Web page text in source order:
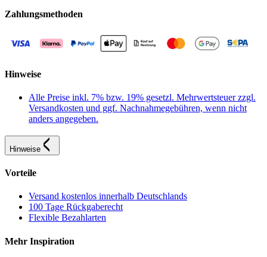
Zahlungsmethoden
Hinweise
Alle Preise inkl. 7% bzw. 19% gesetzl. Mehrwertsteuer zzgl.
Versandkosten und ggf. Nachnahmegebühren, wenn nicht
anders angegeben.
Hinweise
Vorteile
Versand kostenlos innerhalb Deutschlands
100 Tage Rückgaberecht
Flexible Bezahlarten
Mehr Inspiration